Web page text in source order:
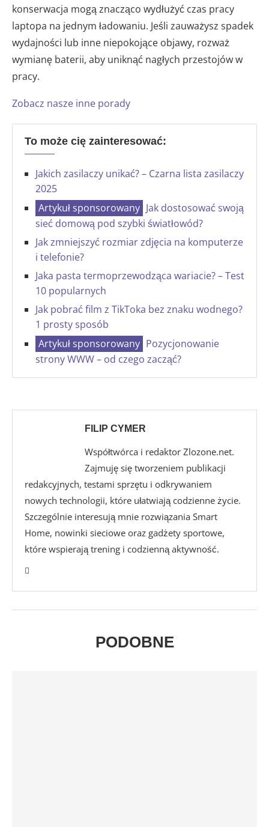
konserwacja mogą znacząco wydłużyć czas pracy
laptopa na jednym ładowaniu. Jeśli zauważysz spadek
wydajności lub inne niepokojące objawy, rozważ
wymianę baterii, aby uniknąć nagłych przestojów w
pracy.
Zobacz nasze inne porady
To może cię zainteresować:
Jakich zasilaczy unikać? – Czarna lista zasilaczy
2025
Jak dostosować swoją
sieć domową pod szybki światłowód?
Jak zmniejszyć rozmiar zdjęcia na komputerze
i telefonie?
Jaka pasta termoprzewodząca wariacie? – Test
10 popularnych
Jak pobrać film z TikToka bez znaku wodnego?
1 prosty sposób
Pozycjonowanie
strony WWW – od czego zacząć?
FILIP CYMER
Współtwórca i redaktor Zlozone.net.
Zajmuję się tworzeniem publikacji
redakcyjnych, testami sprzętu i odkrywaniem
nowych technologii, które ułatwiają codzienne życie.
Szczególnie interesują mnie rozwiązania Smart
Home, nowinki sieciowe oraz gadżety sportowe,
które wspierają trening i codzienną aktywność.
PODOBNE